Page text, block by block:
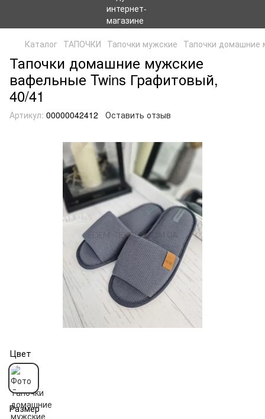
Каталог ТАПОЧКИ Тапочки мужские Тапочки домашние
Тапочки домашние мужские
вафельные Twins Графитовый,
40/41
Артикул: 00000042412 Оставить отзыв
Цвет
Размер